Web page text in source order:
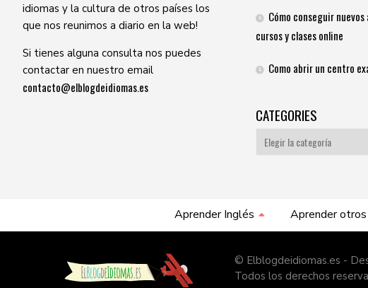
idiomas y la cultura de otros países los
que nos reunimos a diario en la web!
Si tienes alguna consulta nos puedes
contactar en nuestro email
contacto@elblogdeidiomas.es
Cómo conseguir
cursos y clases online
Como abrir un centro
CATEGORIES
Categories
Aprender Inglés Aprender otros
© Elblogdeidiomas.es -
Todos los derechos